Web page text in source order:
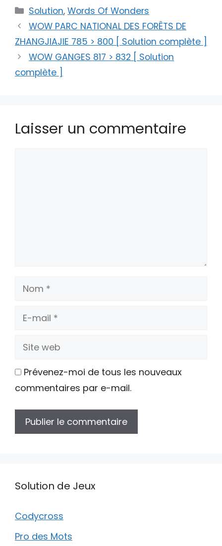
Catégories
Solution,Words Of Wonders
WOW PARC NATIONAL DES FORÊTS DE
ZHANGJIAJIE 785 > 800 [ Solution complète ]
WOW GANGES 817 > 832 [ Solution
complète ]
Laisser un commentaire
Nom
E-
Site
Prévenez-moi de tous les nouveaux
commentaires par e-mail.
Solution de Jeux
Codycross
Pro des Mots